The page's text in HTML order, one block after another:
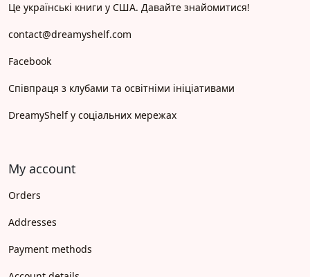
Це українські книги у США. Давайте знайомитися!
contact@dreamyshelf.com
Facebook
Співпраця з клубами та освітніми ініціативами
DreamyShelf у соціальних мережах
My account
Orders
Addresses
Payment methods